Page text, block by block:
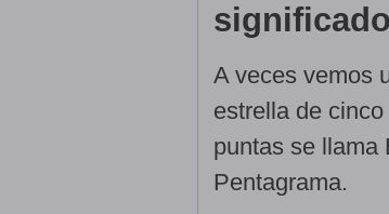
A veces vemos
estrella de
puntas se llama
Pentagrama.